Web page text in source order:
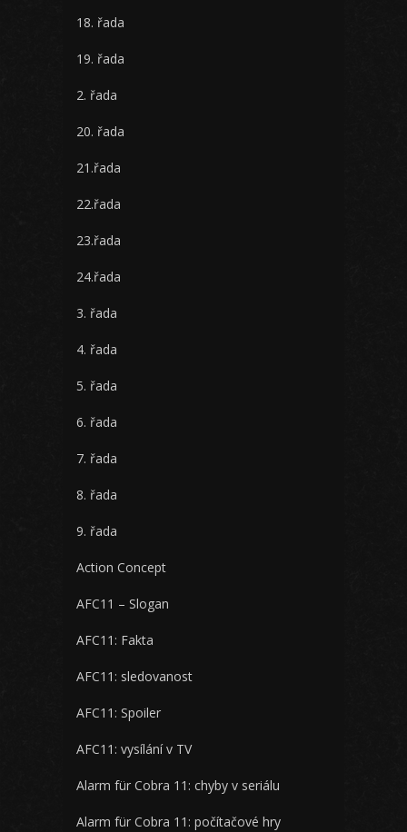
18. řada
19. řada
2. řada
20. řada
21.řada
22.řada
23.řada
24.řada
3. řada
4. řada
5. řada
6. řada
7. řada
8. řada
9. řada
Action Concept
AFC11 – Slogan
AFC11: Fakta
AFC11: sledovanost
AFC11: Spoiler
AFC11: vysílání v TV
Alarm für Cobra 11: chyby v seriálu
Alarm für Cobra 11: počítačové hry